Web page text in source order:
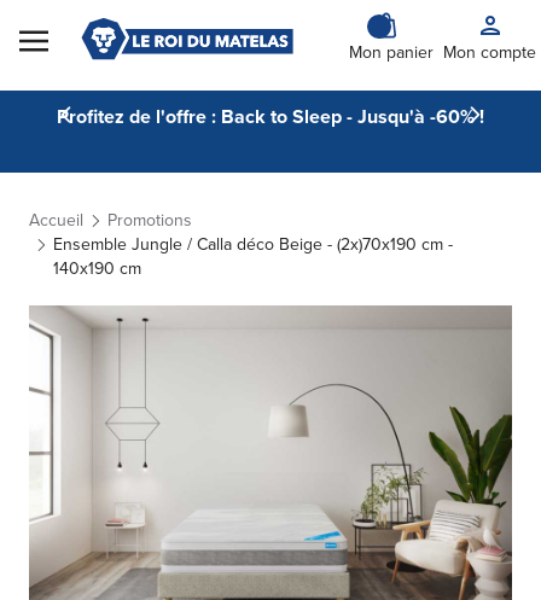
Skip to Content
Mon panier Mon compte
Profitez de l'offre : Back to Sleep - Jusqu'à -60% !
Accueil
Promotions
Ensemble Jungle / Calla déco Beige - (2x)70x190 cm -
140x190 cm